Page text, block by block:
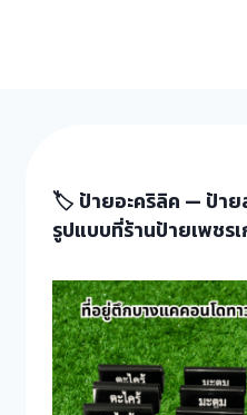
🏷️ ป้ายอะคริลิค — ป้าย
รูปแบบที่ร้านป้ายเพชร